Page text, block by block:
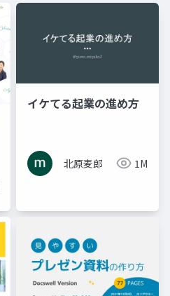
イケてる起業の進め方
北原麦郎 1M